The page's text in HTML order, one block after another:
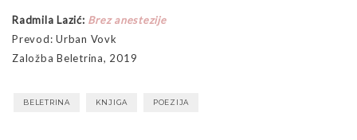
Radmila Lazić: Brez anestezije
Prevod: Urban Vovk
Založba Beletrina, 2019
BELETRINA KNJIGA POEZIJA